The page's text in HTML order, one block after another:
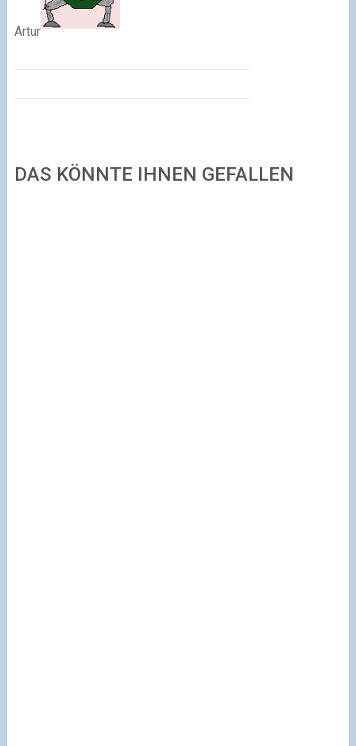
Artur
DAS KÖNNTE IHNEN GEFALLEN